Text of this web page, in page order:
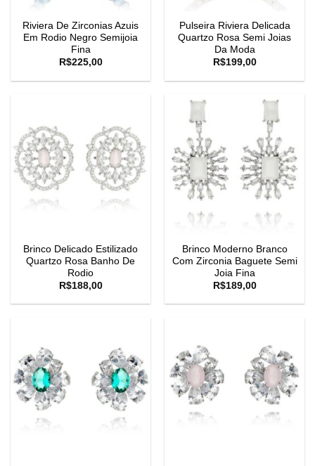
Riviera De Zirconias Azuis
Em Rodio Negro Semijoia
Fina
R$225,00
Pulseira Riviera Delicada
Quartzo Rosa Semi Joias
Da Moda
R$199,00
Brinco Delicado Estilizado
Quartzo Rosa Banho De
Rodio
R$188,00
Brinco Moderno Branco
Com Zirconia Baguete Semi
Joia Fina
R$189,00